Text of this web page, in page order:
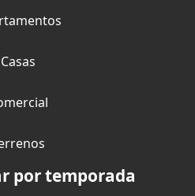
Casas
por temporada